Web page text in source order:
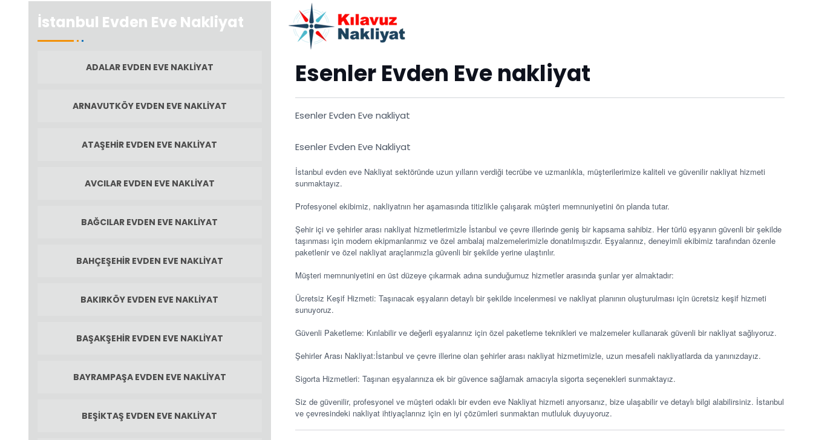
Esenler Evden Eve nakliyat
Esenler Evden Eve nakliyat
Esenler Evden Eve Nakliyat
İstanbul evden eve Nakliyat sektöründe uzun yılların verdiği tecrübe ve uzmanlıkla, müşterilerimize kaliteli ve güvenilir nakliyat hizmeti
sunmaktayız.
Profesyonel ekibimiz, nakliyatnın her aşamasında titizlikle çalışarak müşteri memnuniyetini ön planda tutar.
Şehir içi ve şehirler arası nakliyat hizmetlerimizle İstanbul ve çevre illerinde geniş bir kapsama sahibiz. Her türlü eşyanın güvenli bir şekilde
taşınması için modern ekipmanlarımız ve özel ambalaj malzemelerimizle donatılmışızdır. Eşyalarınız, deneyimli ekibimiz tarafından özenle
paketlenir ve özel nakliyat araçlarımızla güvenli bir şekilde yerine ulaştırılır.
Müşteri memnuniyetini en üst düzeye çıkarmak adına sunduğumuz hizmetler arasında şunlar yer almaktadır:
Ücretsiz Keşif Hizmeti: Taşınacak eşyaların detaylı bir şekilde incelenmesi ve nakliyat planının oluşturulması için ücretsiz keşif hizmeti
sunuyoruz.
Güvenli Paketleme: Kırılabilir ve değerli eşyalarınız için özel paketleme teknikleri ve malzemeler kullanarak güvenli bir nakliyat sağlıyoruz.
Şehirler Arası Nakliyat:İstanbul ve çevre illerine olan şehirler arası nakliyat hizmetimizle, uzun mesafeli nakliyatlarda da yanınızdayız.
Sigorta Hizmetleri: Taşınan eşyalarınıza ek bir güvence sağlamak amacıyla sigorta seçenekleri sunmaktayız.
Siz de güvenilir, profesyonel ve müşteri odaklı bir evden eve Nakliyat hizmeti arıyorsanız, bize ulaşabilir ve detaylı bilgi alabilirsiniz. İstanbul
ve çevresindeki nakliyat ihtiyaçlarınız için en iyi çözümleri sunmaktan mutluluk duyuyoruz.
İstanbul Evden Eve Nakliyat
ADALAR EVDEN EVE NAKLIYAT
ARNAVUTKÖY EVDEN EVE NAKLIYAT
ATAŞEHIR EVDEN EVE NAKLIYAT
AVCILAR EVDEN EVE NAKLIYAT
BAĞCILAR EVDEN EVE NAKLIYAT
BAHÇEŞEHIR EVDEN EVE NAKLIYAT
BAKIRKÖY EVDEN EVE NAKLIYAT
BAŞAKŞEHIR EVDEN EVE NAKLIYAT
BAYRAMPAŞA EVDEN EVE NAKLIYAT
BEŞIKTAŞ EVDEN EVE NAKLIYAT